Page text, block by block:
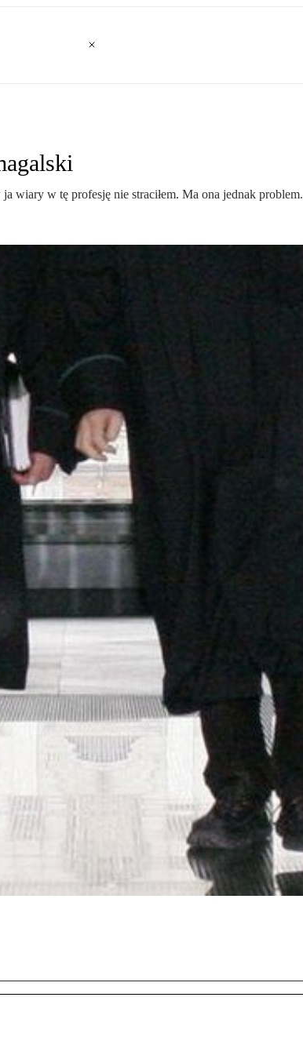
wiary w tę profesję nie straciłem. Ma ona jednak problem.